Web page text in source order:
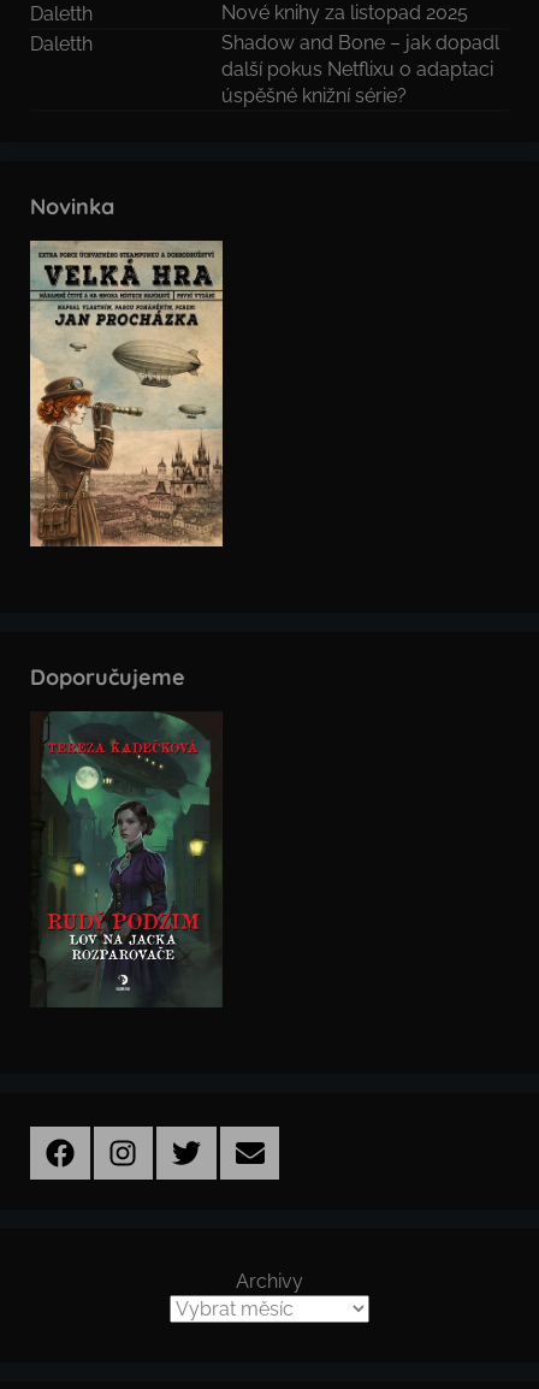
Daletth
Nové knihy za listopad 2025
Daletth
Shadow and Bone – jak dopadl
další pokus Netflixu o adaptaci
úspěšné knižní série?
Novinka
Doporučujeme
FacebookInstagramTwitter Email
Archivy